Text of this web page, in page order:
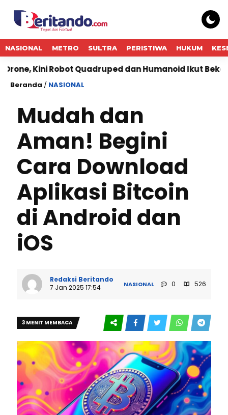
NASIONAL METRO SULTRA PERISTIWA HUKUM
Robot Quadruped dan Humanoid Ikut Bekerja di
Beranda / NASIONAL
Mudah dan
Aman! Begini
Cara Download
Aplikasi Bitcoin
di Android dan
iOS
Redaksi Beritando
7 Jan 2025 17:54
NASIONAL 0 526
3 MENIT MEMBACA